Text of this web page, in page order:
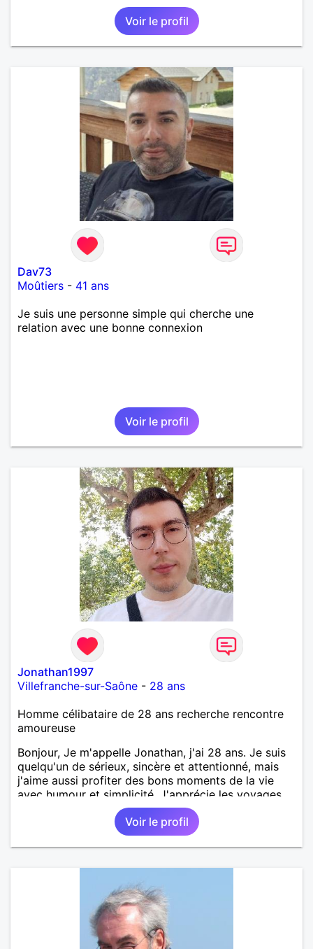
Voir le profil
Dav73
Moûtiers - 41 ans
Je suis une personne simple qui cherche une
relation avec une bonne connexion
Voir le profil
Jonathan1997
Villefranche-sur-Saône - 28 ans
Homme célibataire de 28 ans recherche rencontre
amoureuse
Bonjour, Je m'appelle Jonathan, j'ai 28 ans. Je suis
quelqu'un de sérieux, sincère et attentionné, mais
j'aime aussi profiter des bons moments de la vie
avec humour et simplicité. J'apprécie les voyages,
les découvertes, les jeux vidéo et les moments de
détente. Je suis à la recherche d'une personne
authentique avec qui partager de belles
expériences, construire une relation sérieuse basée
et les personnes qui savent ce qu'elles veulent,
n'hésite pas à venir discuter. Au plaisir de faire
connaissance !
Voir le profil